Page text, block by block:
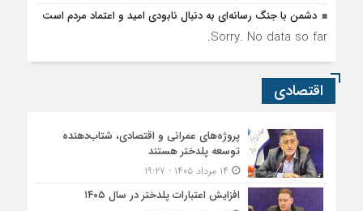
دشمن با جنگ رسانه‌ای به دنبال نابودی امید و اعتماد مردم است
Sorry. No data so far.
اقتصادی
پروژه‌های عمرانی و اقتصادی، شتاب‌دهنده
توسعه پلدختر هستند
افزایش اعتبارات پلدختر در سال ۱۴۰۵